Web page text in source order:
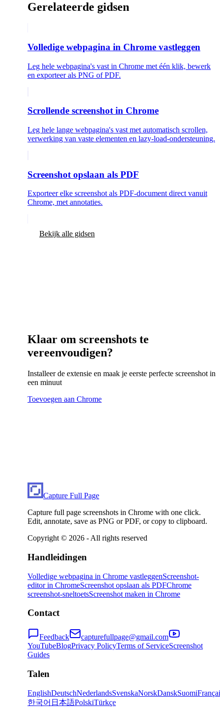
Gerelateerde gidsen
Volledige webpagina in Chrome vastleggen
Leg hele webpagina's vast in Chrome met één klik, bewerk
en exporteer als PNG of PDF.
Scrollende screenshot in Chrome
Leg hele lange webpagina's vast met automatisch scrollen,
verwerking van vaste elementen en lazy-load-ondersteuning.
Screenshot opslaan als PDF
Exporteer elke screenshot als PDF-document direct vanuit
Chrome, met annotaties.
Bekijk alle gidsen
Klaar om screenshots te
vereenvoudigen?
Installeer de extensie en maak je eerste perfecte screenshot in
een minuut
Toevoegen aan Chrome
Capture Full Page
Capture full page screenshots in Chrome with one click.
Edit, annotate, save as PNG or PDF, or copy to clipboard.
Copyright © 2026 - All rights reserved
Handleidingen
Volledige webpagina in Chrome vastleggenScreenshot-
editor in ChromeScreenshot opslaan als PDFChrome
screenshot-sneltoetsScreenshot maken in Chrome
Contact
Feedback
capturefullpage@gmail.com
YouTubeBlogPrivacy PolicyTerms of ServiceScreenshot
Guides
Talen
EnglishDeutschNederlandsSvenskaNorskDanskSuomi
한국어 日本語PolskiTürkçe